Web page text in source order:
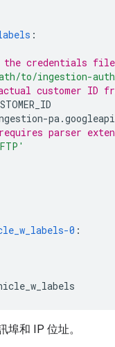
:
credentials file
to/ingestion-
customer ID
parser
0 :
埠和 IP 位址。